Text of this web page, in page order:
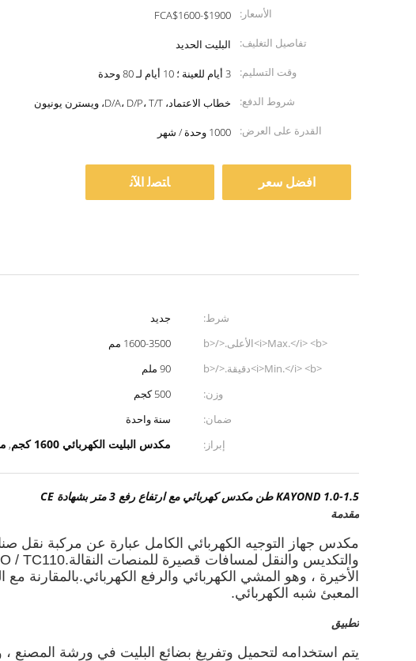
الأسعار:
FCA$1600-$1900
تفاصيل التغليف:
البليت الحديد
وقت التسليم:
3 أيام للعينة ؛ 10 أيام لـ 80 وحدة
شروط الدفع:
خطاب الاعتماد، D/A، D/P، T/T، ويسترن يونيون
القدرة على العرض:
1000 وحدة / شهر
افضل سعر ﺎﺘﺼﻟ ﺍﻶﻧ
شرط: جديد
<i>Max.</i> <b>الأعلى.</b>
<i>lifting height</i> <b>ارتفاع
1600-3500 مم
<i>Min.</i> <b>دقيقة.</b>
<i>Lifting Height</i> <b>ارتفاع
الرفع</b>:
90 ملم
وزن:
500 كجم
ضمان:
سنة واحدة
إبراز:
مكدس البليت الكهربائي 1600 كجم ,
KAYOND 1.0-1.5 طن مكدس كهربائي مع ارتفاع رفع 3 متر بشهادة CE
مقدمة
مكدس جهاز التوجيه الكهربائي الكامل عبارة عن مركبة نقل
الأخيرة ، وهو المشي الكهربائي والرفع
المعبئ شبه الكهربائي.
تطبيق
يتم استخدامه لتحميل وتفريغ بضائع البليت في ورشة المصنع